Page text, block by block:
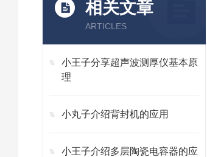
相关文章
ARTICLES
小王子分享超声波测厚仪基本原
理
小丸子介绍背封机的应用
小王子介绍多层陶瓷电容器的应